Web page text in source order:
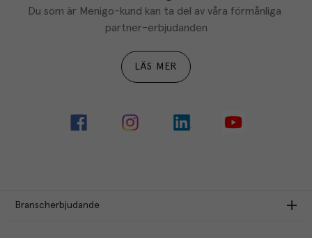
Du som är Menigo-kund kan ta del av våra förmånliga
partner-erbjudanden
LÄS MER
Branscherbjudande